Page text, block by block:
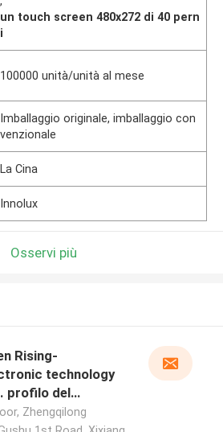
un touch screen 480x272 di 40 pern
i
100000 unità/unità al mese
Imballaggio originale, imballaggio con
venzionale
La Cina
Innolux
Osservi più
Rising-
technology
profilo del
Zhengqilong